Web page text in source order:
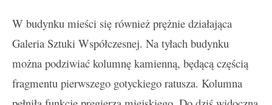
W budynku mieści się również prężnie działająca
Galeria Sztuki Współczesnej. Na tyłach budynku
można podziwiać kolumnę kamienną, będącą częścią
fragmentu pierwszego gotyckiego ratusza. Kolumna